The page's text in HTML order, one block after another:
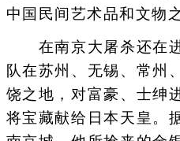
中国民间艺术品和文物
在南京大屠杀还在进
队在苏州、无锡、常州
饶之地，对富豪、士绅
将宝藏献给日本天皇。